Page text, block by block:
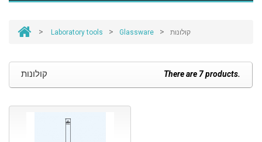
> Laboratory tools > Glassware > קולונות
קולונות There are 7 products.